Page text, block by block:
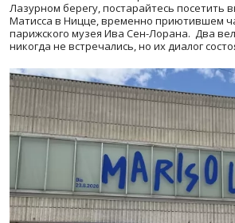
Лазурном берегу, постарайтесь посетить
Матисса в Ницце, временно приютившем
парижского музея Ива Сен-Лорана. Два
никогда не встречались, но их диалог